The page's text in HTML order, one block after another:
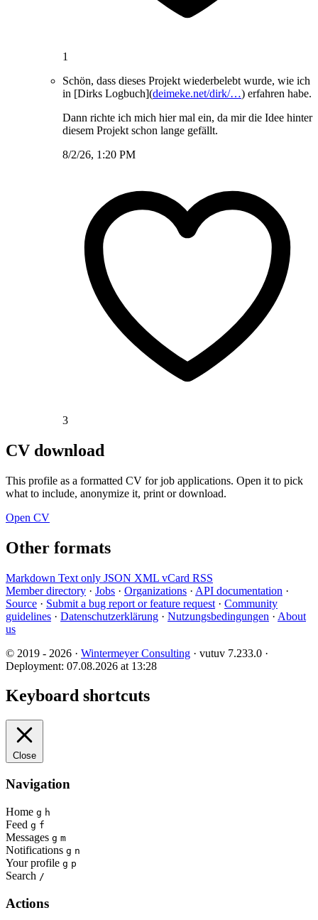
1
Schön, dass dieses Projekt wiederbelebt wurde, wie ich
in [Dirks Logbuch](deimeke.net/dirk/…) erfahren habe.
Dann richte ich mich hier mal ein, da mir die Idee hinter
diesem Projekt schon lange gefällt.
8/2/26, 1:20 PM
3
CV download
This profile as a formatted CV for job applications. Open it to pick
what to include, anonymize it, print or download.
Open CV
Other formats
Markdown Text only JSON XML vCard RSS
Member directory · Jobs · Organizations · API documentation ·
Source · Submit a bug report or feature request · Community
guidelines · Datenschutzerklärung · Nutzungsbedingungen · About
us
© 2019 - 2026 · Wintermeyer Consulting · vutuv 7.233.0 ·
Deployment: 07.08.2026 at 13:28
Keyboard shortcuts
Close
Navigation
Home g h
Feed g f
Messages g m
Notifications g n
Your profile g p
Search /
Actions